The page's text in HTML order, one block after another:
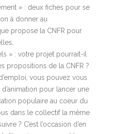
» : deux fiches pour se
à donner au
propose la CNFR pour
» : votre projet pourrait-il
propositions de la CNFR ?
vous pouvez vous
pour lancer une
populaire au coeur du
dans le collectif la même
? C’est l’occasion d’en